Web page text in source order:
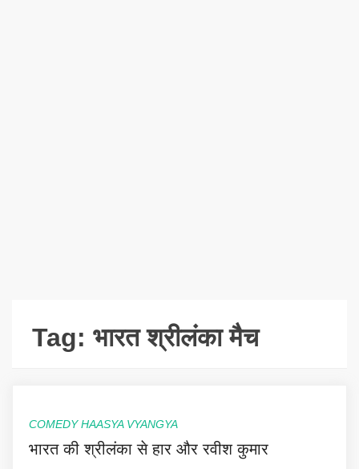
Tag: भारत श्रीलंका मैच
COMEDY HAASYA VYANGYA
भारत की श्रीलंका से हार और रवीश कुमार